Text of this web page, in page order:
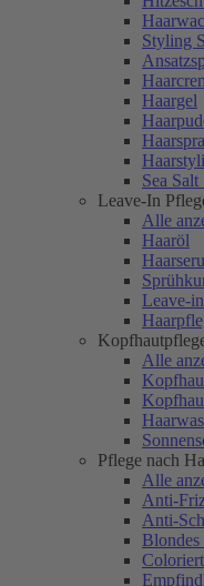
Styling
Haargel
Sea Salt
Leave-In
Alle
Haaröl
Leave-
Alle
Pflege nach
Alle
Anti-
Anti-
Blondes